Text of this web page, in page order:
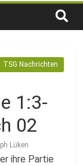
noch frei
TSG Nachrichten
1:3-
02
Lüken
ihre Partie